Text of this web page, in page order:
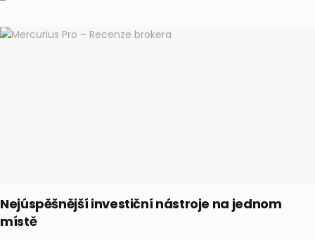
Nejúspěšnější investiční nástroje na jednom
místě